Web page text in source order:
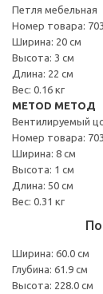
Петля мебельная
Номер товара:
Ширина: 20 см
Высота: 3 см
Длина: 22 см
Вес: 0.16 кг
METOD МЕТОД
Вентилируемый
Номер товара:
Ширина: 8 см
Высота: 1 см
Длина: 50 см
Вес: 0.31 кг
Ширина: 60.0 см
Глубина: 61.9 см
Высота: 228.0 см